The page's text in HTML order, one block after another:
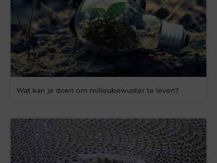
Wat kan je doen om milieubewuster te leven?